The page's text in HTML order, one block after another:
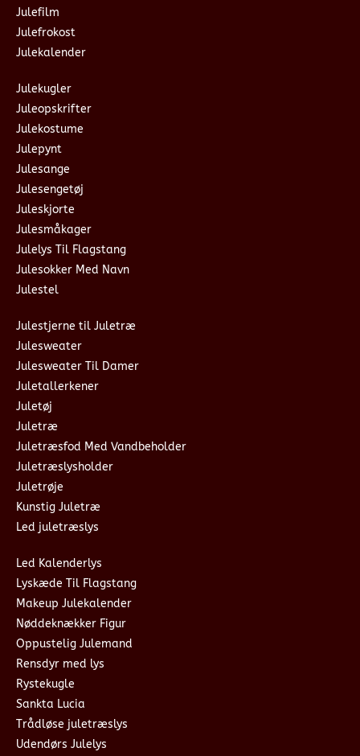
Julefilm
Julefrokost
Julekalender
Julekugler
Juleopskrifter
Julekostume
Julepynt
Julesange
Julesengetøj
Juleskjorte
Julesmåkager
Julelys Til Flagstang
Julesokker Med Navn
Julestel
Julestjerne til Juletræ
Julesweater
Julesweater Til Damer
Juletallerkener
Juletøj
Juletræ
Juletræsfod Med Vandbeholder
Juletræslysholder
Juletrøje
Kunstig Juletræ
Led juletræslys
Led Kalenderlys
Lyskæde Til Flagstang
Makeup Julekalender
Nøddeknækker Figur
Oppustelig Julemand
Rensdyr med lys
Rystekugle
Sankta Lucia
Trådløse juletræslys
Udendørs Julelys